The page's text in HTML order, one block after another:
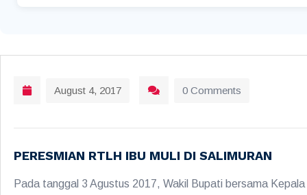
August 4, 2017 0 Comments
PERESMIAN RTLH IBU MULI DI SALIMURAN
Pada tanggal 3 Agustus 2017, Wakil Bupati bersama